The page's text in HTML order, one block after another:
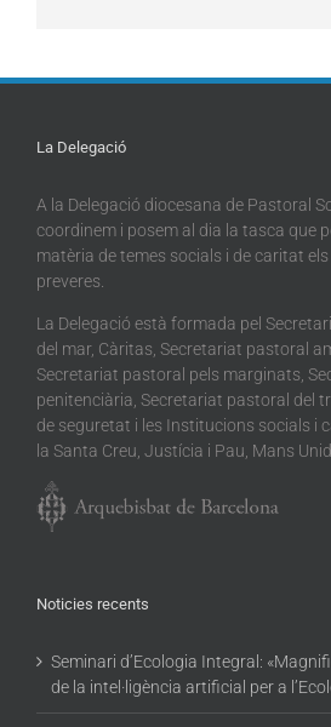
La Delegació
A la Delegació diocesana de Pastoral
coordinem i posem al dia la tasca que
matèria de temes socials i de caritat
preveres.
La Delegació està formada pel
del mar, Càritas, Secretariat pastoral
Secretariat pastoral pels marginats,
penitenciària, Secretariat pastoral del
de seguretat i les Institucions socials i
la Santa Creu, Justícia i Pau, Mans
Noticies recents
Seminari d’Ecologia Integral:
de la intel·ligència artificial per a